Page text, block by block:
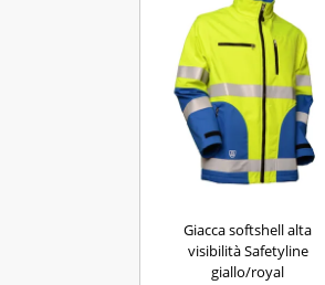
Giacca softshell alta
visibilità Safetyline
giallo/royal